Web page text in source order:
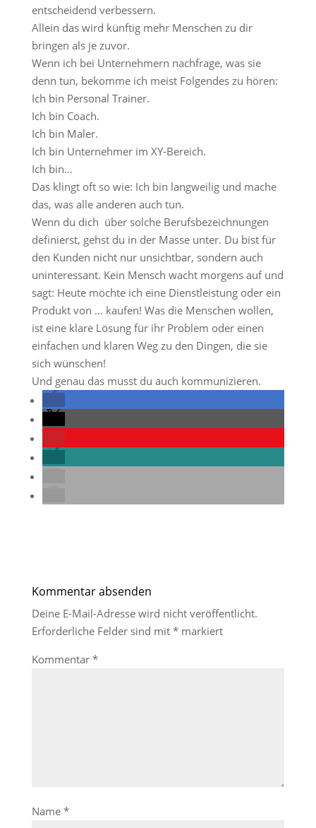
entscheidend verbessern.
Allein das wird künftig mehr Menschen zu dir
bringen als je zuvor.
Wenn ich bei Unternehmern nachfrage, was sie
denn tun, bekomme ich meist Folgendes zu hören:
Ich bin Personal Trainer.
Ich bin Coach.
Ich bin Maler.
Ich bin Unternehmer im XY-Bereich.
Ich bin…
Das klingt oft so wie: Ich bin langweilig und mache
das, was alle anderen auch tun.
Wenn du dich über solche Berufsbezeichnungen
definierst, gehst du in der Masse unter. Du bist für
den Kunden nicht nur unsichtbar, sondern auch
uninteressant. Kein Mensch wacht morgens auf und
sagt: Heute möchte ich eine Dienstleistung oder ein
Produkt von … kaufen! Was die Menschen wollen,
ist eine klare Lösung für ihr Problem oder einen
einfachen und klaren Weg zu den Dingen, die sie
sich wünschen!
Und genau das musst du auch kommunizieren.
Kommentar absenden
Deine E-Mail-Adresse wird nicht veröffentlicht.
Erforderliche Felder sind mit *markiert
Kommentar *
Name *